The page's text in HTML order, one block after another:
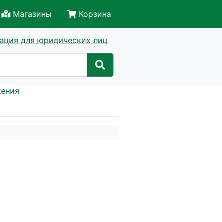
Магазины Корзина
для юридических лиц